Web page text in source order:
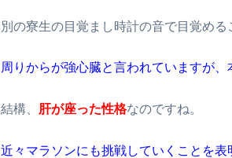
別の寮生の目覚まし時計の音で目覚める
周りからが強心臓と言われていますが
結構、 肝が座った性格なのですね。
近々マラソンにも挑戦していくことを